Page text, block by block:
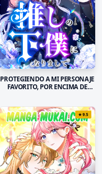
PROTEGIENDO A MI PERSONAJE
FAVORITO, POR ENCIMA DE
★9.5